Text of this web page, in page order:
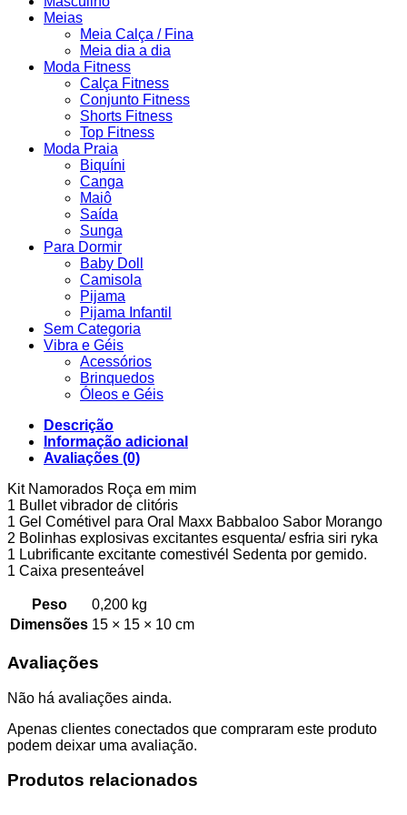
Meias
Meia Calça / Fina
Meia dia a dia
Moda Fitness
Calça Fitness
Conjunto Fitness
Shorts Fitness
Top Fitness
Moda Praia
Biquíni
Canga
Maiô
Saída
Sunga
Para Dormir
Baby Doll
Camisola
Pijama
Pijama Infantil
Sem Categoria
Vibra e Géis
Acessórios
Brinquedos
Óleos e Géis
Descrição
Informação adicional
Avaliações (0)
Kit Namorados Roça em mim
1 Bullet vibrador de clitóris
1 Gel Cométivel para Oral Maxx Babbaloo Sabor Morango
2 Bolinhas explosivas excitantes esquenta/ esfria siri ryka
1 Lubrificante excitante comestivél Sedenta por gemido.
1 Caixa presenteável
Peso
0,200 kg
Dimensões 15 × 15 × 10 cm
Avaliações
Não há avaliações ainda.
Apenas clientes conectados que compraram este produto
podem deixar uma avaliação.
Produtos relacionados